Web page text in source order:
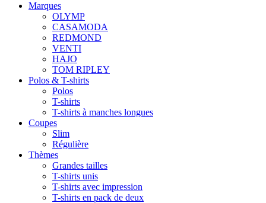
Marques
OLYMP
CASAMODA
REDMOND
VENTI
HAJO
TOM RIPLEY
Polos & T-shirts
Polos
T-shirts
T-shirts à manches longues
Coupes
Slim
Régulière
Thèmes
Grandes tailles
T-shirts unis
T-shirts avec impression
T-shirts en pack de deux